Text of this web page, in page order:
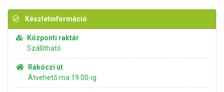
Készletinformáció
Központi raktár
Szállítható
Rákóczi út
Átvehető ma 19:00-ig